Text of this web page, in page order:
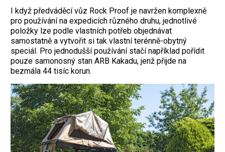
I když předváděcí vůz Rock Proof je navržen komplexně
pro používání na expedicích různého druhu, jednotlivé
položky lze podle vlastních potřeb objednávat
samostatně a vytvořit si tak vlastní terénně-obytný
speciál. Pro jednodušší používání stačí například pořídit
pouze samonosný stan ARB Kakadu, jenž přijde na
bezmála 44 tisíc korun.